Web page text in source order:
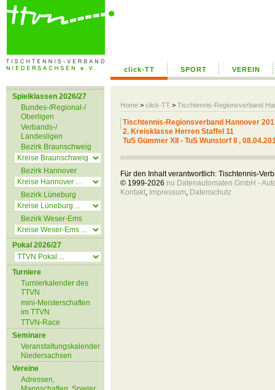
click-TT SPORT VEREIN
Home > click-TT > Tischtennis-Regionsverband
Spielklassen 2026/27
Bundes-/Regional-/
Oberligen
Verbands-/
Landesligen
Bezirk Braunschweig
Bezirk Hannover
Bezirk Lüneburg
Bezirk Weser-Ems
Pokal 2026/27
Turniere
Turnierkalender des
TTVN
mini-Meisterschaften
im TTVN
TTVN-Race
Seminare
Veranstaltungskalender
Niedersachsen
Vereine
Adressen,
Tischtennis-Regionsverband Hannover
2. Kreisklasse Herren Staffel 11
TuS Gümmer XII - TuS Wunstorf II ,
Für den Inhalt verantwortlich: Tischtennis-
© 1999-2026 nu Datenautomaten GmbH -
Kontakt, Impressum, Datenschutz